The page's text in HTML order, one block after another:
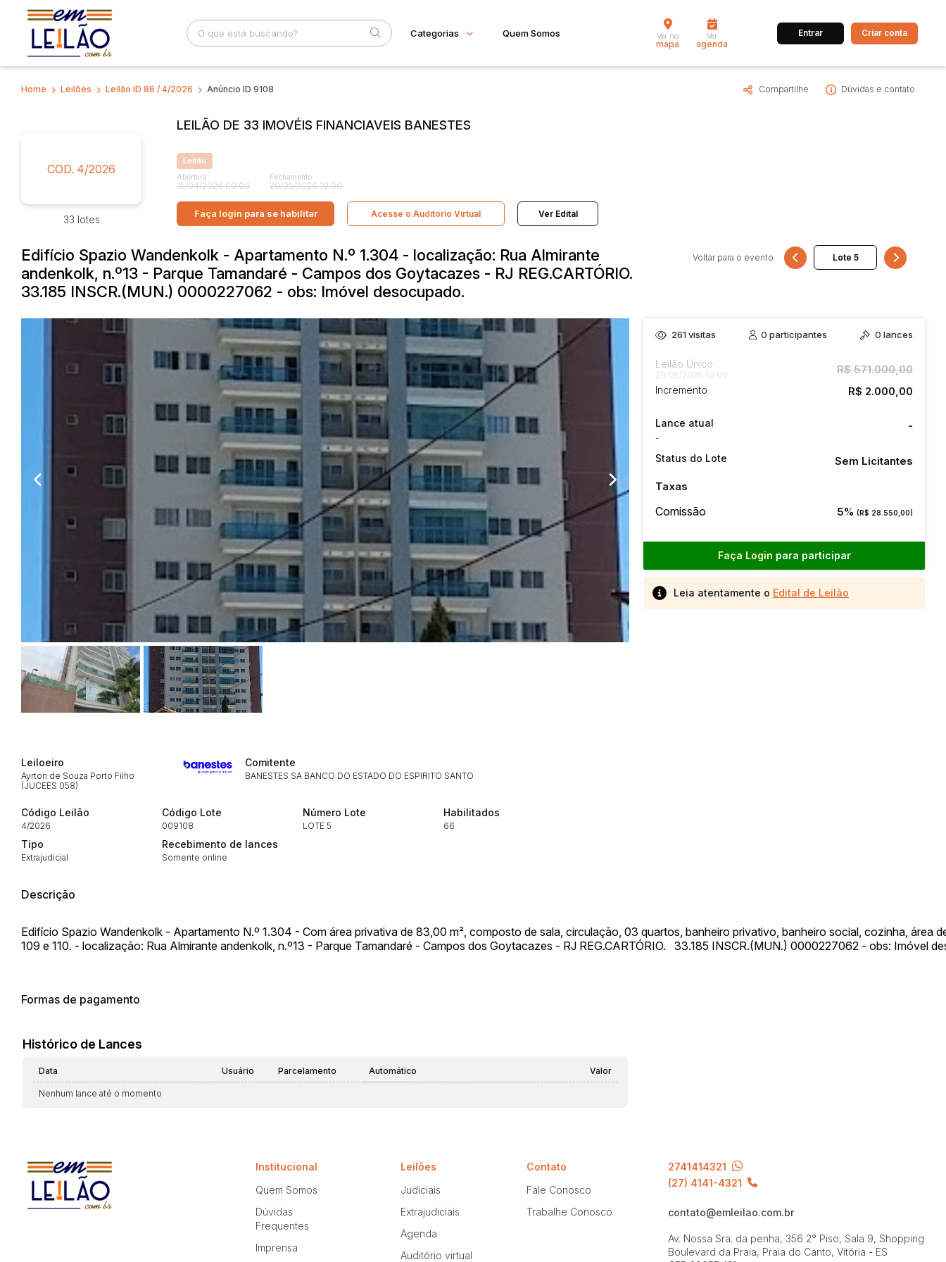
Busca por palavra-chave Categoria Cidade
Categorias
Comercial
Quem Somos
Fale Conosco
Ver no
mapa
Ver
agenda
Entrar Criar conta
Home Leilões Leilão ID 86 / 4/2026 Anúncio ID 9108 Compartilhe Dúvidas e contato
COD. 4/2026
33 lotes
LEILÃO DE 33 IMOVÉIS FINANCIAVEIS BANESTES
Leilão
Abertura
15/04/2026 00:00
Fechamento
20/05/2026 10:00
Faça login para se habilitar Acesse o Auditório Virtual Ver Edital
Edifício Spazio Wandenkolk - Apartamento N.º 1.304 - localização: Rua Almirante
andenkolk, n.º13 - Parque Tamandaré - Campos dos Goytacazes - RJ REG.CARTÓRIO.
33.185 INSCR.(MUN.) 0000227062 - obs: Imóvel desocupado.
Voltar para o evento
261visitas 0participantes 0 lances
Leilão Único
20/05/2026 10:00 R$ 571.000,00
Incremento R$ 2.000,00
Lance atual
-
-
Status do Lote
Sem Licitantes
Taxas
Comissão 5% (R$ 28.550,00)
Faça Login para participar
Leia atentamente o Edital de Leilão
Leiloeiro
Ayrton de Souza Porto Filho
(JUCEES 058)
Comitente
BANESTES SA BANCO DO ESTADO DO ESPIRITO SANTO
Código Leilão
4/2026
Código Lote
009108
Número Lote
LOTE 5
Habilitados
66
Tipo
Extrajudicial
Recebimento de lances
Somente online
Descrição
Edifício Spazio Wandenkolk - Apartamento N.º 1.304 - Com área privativa de 83,00 m², composto de sala, circulação, 03 quartos, banheiro privativo, banheiro social, cozinha, área
109 e 110. - localização: Rua Almirante andenkolk, n.º13 - Parque Tamandaré - Campos dos Goytacazes - RJ REG.CARTÓRIO. 33.185 INSCR.(MUN.) 0000227062 - obs: Imóvel
Formas de pagamento
Histórico de Lances
Data Usuário Parcelamento Automático Valor
Nenhum lance até o momento
Envie sua Proposta
14/04/2025 18:43:11
Habilite-se para efetuar lances ou propostas
Institucional
Quem Somos
Dúvidas
Frequentes
Imprensa
Leilões
Judiciais
Extrajudiciais
Agenda
Auditório virtual
Contato
Fale Conosco
Trabalhe Conosco
2741414321
(27) 4141-4321
contato@emleilao.com.br
Av. Nossa Sra. da penha, 356 2° Piso, Sala 9, Shopping
Boulevard da Praia, Praia do Canto, Vitória - ES